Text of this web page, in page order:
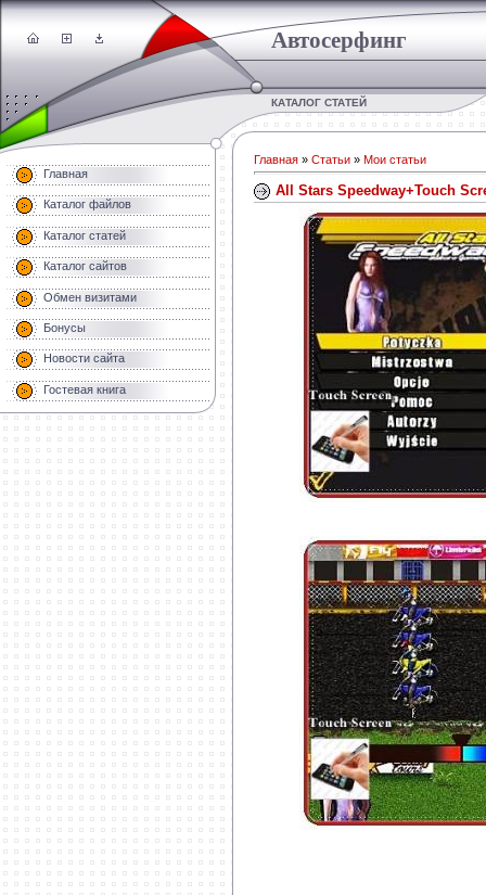
Автосерфинг
КАТАЛОГ СТАТЕЙ
Главная
Каталог файлов
Каталог статей
Каталог сайтов
Обмен визитами
Бонусы
Новости сайта
Гостевая книга
Главная » Статьи » Мои статьи
All Stars Speedway+Touch